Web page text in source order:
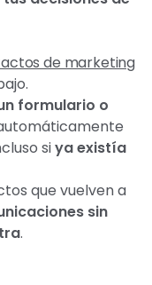
de marketing
formulario o
siya existía
que vuelven a
sin
.